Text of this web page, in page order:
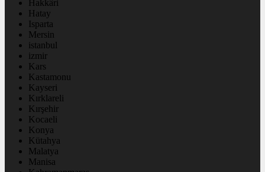
Hakkâri
Hatay
Isparta
Mersin
istanbul
izmir
Kars
Kastamonu
Kayseri
Kırklareli
Kırşehir
Kocaeli
Konya
Kütahya
Malatya
Manisa